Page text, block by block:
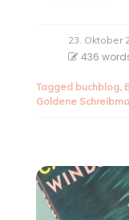
23. Oktober
436
Tagged buchblog,
Goldene